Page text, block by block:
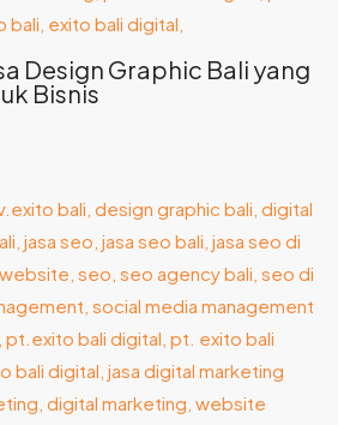
Design Graphic Bali yang
Bisnis